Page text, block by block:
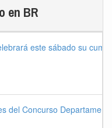
en BR
este sábado su
del Concurso